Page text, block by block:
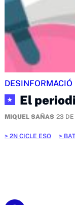
DESINFORMACIÓ
★ El
MIQUEL SAÑAS 23 DE
2N CICLE ESO